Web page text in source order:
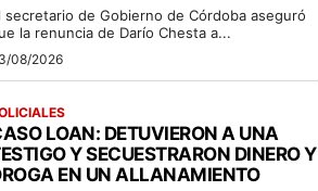
secretario de Gobierno de Córdoba aseguró
la renuncia de Darío Chesta a...
08/2026
LOAN: DETUVIERON A UNA
Y SECUESTRARON DINERO Y
EN UN ALLANAMIENTO